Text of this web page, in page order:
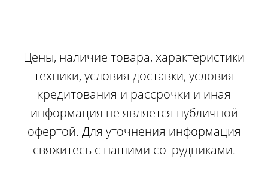
Цены, наличие товара, характеристики
техники, условия доставки, условия
кредитования и рассрочки и иная
информация не является публичной
офертой. Для уточнения информация
свяжитесь с нашими сотрудниками.